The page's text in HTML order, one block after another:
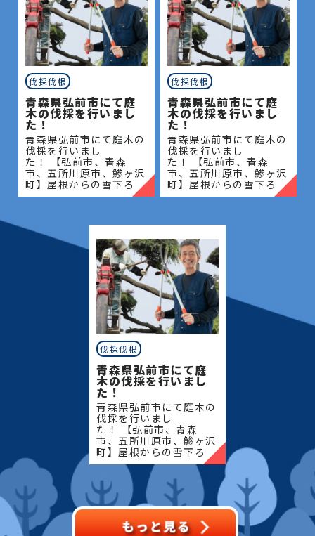
伐採伐根
青森県弘前市にて庭
木の伐採を行いまし
た！
青森県弘前市にて庭木の
伐採を行いまし
た！ 【弘前市、青森
市、五所川原市、鯵ヶ沢
町】屋根からの雪下ろ
し・除雪・排雪などの作
定・草刈りなどのお庭の
こと、造園・
伐採伐根
青森県弘前市にて庭
木の伐採を行いまし
た！
青森県弘前市にて庭木の
伐採を行いまし
た！ 【弘前市、青森
市、五所川原市、鯵ヶ沢
町】屋根からの雪下ろ
し・除雪・排雪などの作
定・草刈りなどのお庭の
こと、造園・
伐採伐根
青森県弘前市にて庭
木の伐採を行いまし
た！
青森県弘前市にて庭木の
伐採を行いまし
た！ 【弘前市、青森
市、五所川原市、鯵ヶ沢
町】屋根からの雪下ろ
し・除雪・排雪などの作
業もお任せください！地
域密着で伐採・抜根・剪
定・草刈りなどのお庭の
こと、造園・